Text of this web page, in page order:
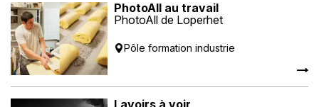
PhotoAll au travail
PhotoAll de Loperhet
Pôle formation industrie